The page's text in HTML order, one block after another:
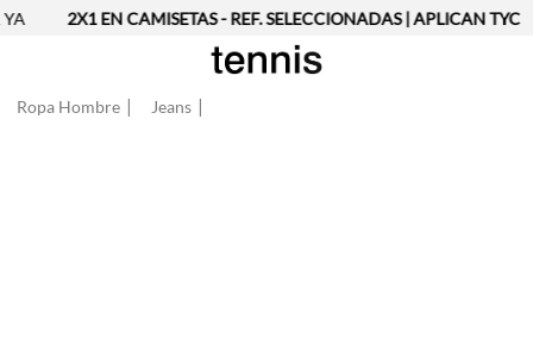
2X1 EN CAMISETAS - REF. SELECCIONADAS | APLICAN TYC
Ropa Hombre Jeans